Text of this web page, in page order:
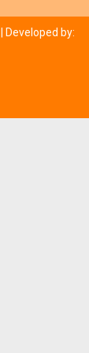
Developed by: